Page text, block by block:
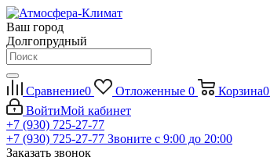
Ваш город
Долгопрудный
Сравнение0 Отложенные 0 Корзина0
ВойтиМой кабинет
+7 (930) 725-27-77
+7 (930) 725-27-77 Звоните с 9:00 до 20:00
Заказать звонок